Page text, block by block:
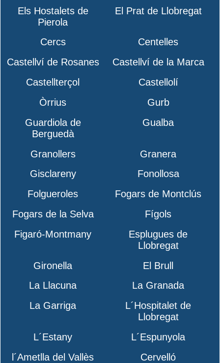
Els Hostalets de
Pierola
El Prat de Llobregat
Cercs
Centelles
Castellví de Rosanes
Castellví de la Marca
Castellterçol
Castellolí
Òrrius
Gurb
Guardiola de
Berguedà
Gualba
Granollers
Granera
Gisclareny
Fonollosa
Folgueroles
Fogars de Montclús
Fogars de la Selva
Fígols
Figaró-Montmany
Esplugues de
Llobregat
Gironella
El Brull
La Llacuna
La Granada
La Garriga
L´Hospitalet de
Llobregat
L´Estany
L´Espunyola
l´Ametlla del Vallès
Cervelló